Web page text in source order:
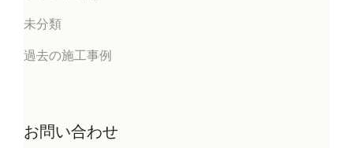
未分類
過去の施工事例
お問い合わせ